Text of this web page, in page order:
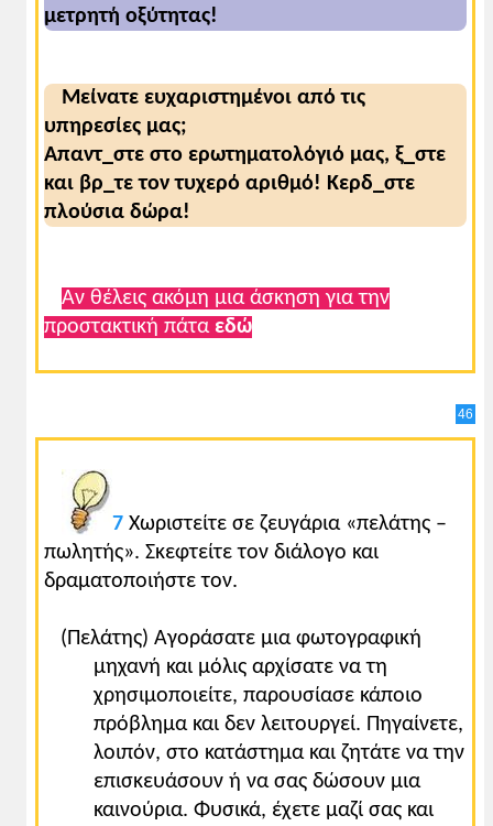
μετρητή οξύτητας!
Μείνατε ευχαριστημένοι από τις
υπηρεσίες μας;
Απαντ_στε στο ερωτηματολόγιό μας, ξ_στε
και βρ_τε τον τυχερό αριθμό! Κερδ_στε
πλούσια δώρα!
Αν θέλεις ακόμη μια άσκηση για την
προστακτική πάτα εδώ
46
7 Χωριστείτε σε ζευγάρια «πελάτης –
πωλητής». Σκεφτείτε τον διάλογο και
δραματοποιήστε τον.
(Πελάτης) Aγοράσατε μια φωτογραφική
μηχανή και μόλις αρχίσατε να τη
χρησιμοποιείτε, παρουσίασε κάποιο
πρόβλημα και δεν λειτουργεί. Πηγαίνετε,
λοιπόν, στο κατάστημα και ζητάτε να την
επισκευάσουν ή να σας δώσουν μια
καινούρια. Φυσικά, έχετε μαζί σας και